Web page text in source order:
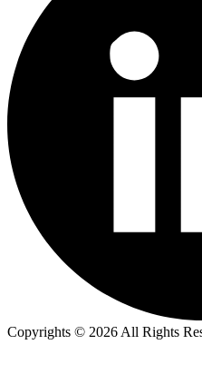
Copyrights © 2026 All Rights